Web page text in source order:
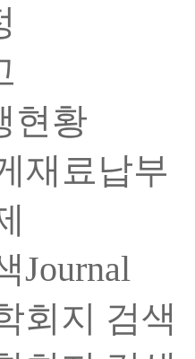
현황
재료납부
Journal
회지 검색